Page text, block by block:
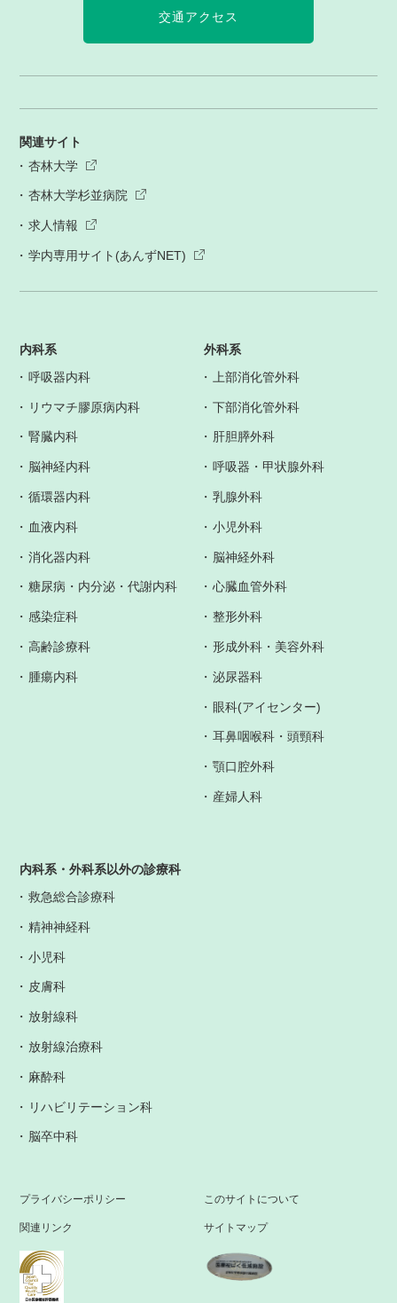
交通アクセス
関連サイト
杏林大学
杏林大学杉並病院
求人情報
学内専用サイト(あんずNET)
内科系
呼吸器内科
リウマチ膠原病内科
腎臓内科
脳神経内科
循環器内科
血液内科
消化器内科
糖尿病・内分泌・代謝内科
感染症科
高齢診療科
腫瘍内科
外科系
上部消化管外科
下部消化管外科
肝胆膵外科
呼吸器・甲状腺外科
乳腺外科
小児外科
脳神経外科
心臓血管外科
整形外科
形成外科・美容外科
泌尿器科
眼科(アイセンター)
耳鼻咽喉科・頭頸科
顎口腔外科
産婦人科
内科系・外科系以外の診療科
救急総合診療科
精神神経科
小児科
皮膚科
放射線科
放射線治療科
麻酔科
リハビリテーション科
脳卒中科
プライバシーポリシー このサイトについて
関連リンク サイトマップ